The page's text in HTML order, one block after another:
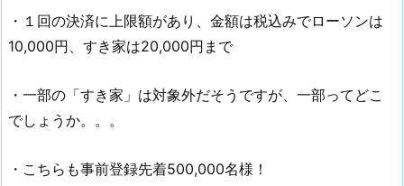
・１回の決済に上限額があり、金額は税込みでローソンは
10,000円、すき家は20,000円まで
・一部の「すき家」は対象外だそうですが、一部ってどこ
でしょうか。。。
・こちらも事前登録先着500,000名様！